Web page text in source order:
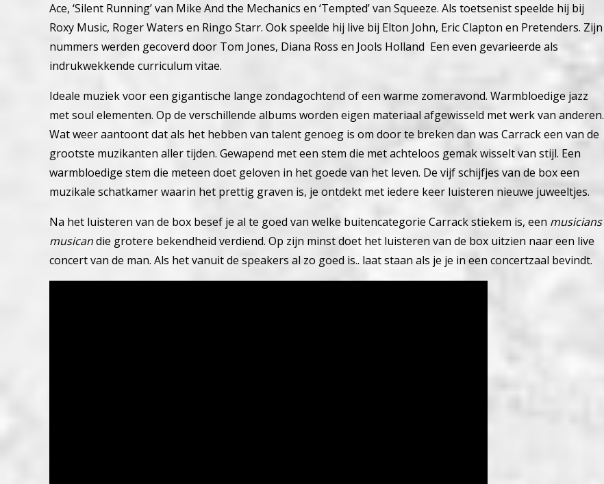
Ace, ‘Silent Running’ van Mike And the Mechanics en ‘Tempted’ van Squeeze. Als toetsenist speelde hij bij
Roxy Music, Roger Waters en Ringo Starr. Ook speelde hij live bij Elton John, Eric Clapton en Pretenders. Zijn
nummers werden gecoverd door Tom Jones, Diana Ross en Jools Holland Een even gevarieerde als
indrukwekkende curriculum vitae.
Ideale muziek voor een gigantische lange zondagochtend of een warme zomeravond. Warmbloedige jazz
met soul elementen. Op de verschillende albums worden eigen materiaal afgewisseld met werk van anderen.
Wat weer aantoont dat als het hebben van talent genoeg is om door te breken dan was Carrack een van de
grootste muzikanten aller tijden. Gewapend met een stem die met achteloos gemak wisselt van stijl. Een
warmbloedige stem die meteen doet geloven in het goede van het leven. De vijf schijfjes van de box een
muzikale schatkamer waarin het prettig graven is, je ontdekt met iedere keer luisteren nieuwe juweeltjes.
Na het luisteren van de box besef je al te goed van welke buitencategorie Carrack stiekem is, een musicians
musicandie grotere bekendheid verdiend. Op zijn minst doet het luisteren van de box uitzien naar een live
concert van de man. Als het vanuit de speakers al zo goed is.. laat staan als je je in een concertzaal bevindt.